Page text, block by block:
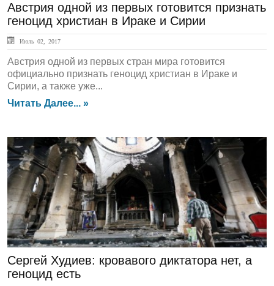
Австрия одной из первых готовится признать
геноцид христиан в Ираке и Сирии
Июль 02, 2017
Австрия одной из первых стран мира готовится
официально признать геноцид христиан в Ираке и
Сирии, а также уже...
Читать Далее... »
Аналитика
Сергей Худиев: кровавого диктатора нет, а
геноцид есть